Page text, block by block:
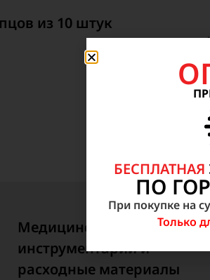
из 10 штук
Медицинский
инструментарий и
расходные материалы
БЕСПЛАТНАЯ
ПО
При покупке на
Только